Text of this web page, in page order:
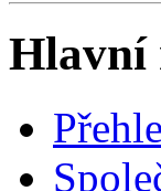
Hlavní